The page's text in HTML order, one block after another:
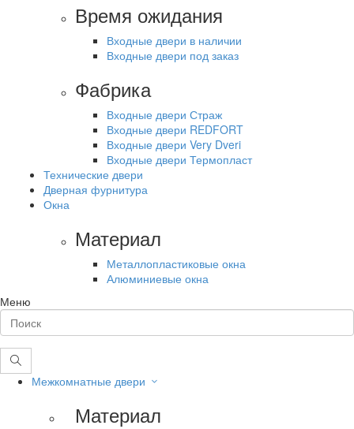
Время ожидания
Входные двери в наличии
Входные двери под заказ
Фабрика
Входные двери Страж
Входные двери REDFORT
Входные двери Very Dveri
Входные двери Термопласт
Технические двери
Дверная фурнитура
Окна
Материал
Металлопластиковые окна
Алюминиевые окна
Меню
Межкомнатные двери
Материал